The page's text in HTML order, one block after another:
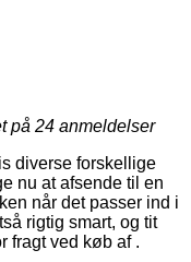
på 24 anmeldelser
diverse forskellige
nu at afsende til en
når det passer ind i
rigtig smart, og tit
fragt ved køb af .